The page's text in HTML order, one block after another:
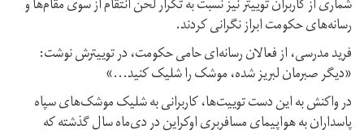
شماری از کاربران توییتر نیز نسبت به تکرار لحن انتقام از سوی مقام‌ها و
رسانه‌های حکومت ابراز نگرانی کردند.
فرید مدرسی،‌ از فعالان رسانه‌ای حامی حکومت، در توییترش نوشت:‌
«دیگر صبرمان لبریز شده،‌ موشک را شلیک کنید...»
در واکنش به این دست توییت‌ها، کاربرانی به شلیک موشک‌های سپاه
پاسداران به هواپیمای مسافربری اوکراین در دی‌ماه سال گذشته که